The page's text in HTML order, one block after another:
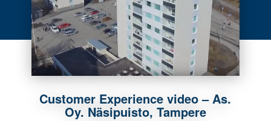
Customer Experience video – As.
Oy. Näsipuisto, Tampere